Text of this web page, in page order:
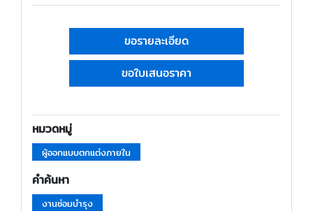
ขอรายละเอียด
ขอใบเสนอราคา
หมวดหมู่
ผู้ออกแบบตกแต่งภายใน
คำค้นหา
งานซ่อมบำรุง